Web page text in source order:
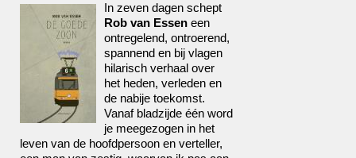
In zeven dagen schept
Rob van Essen een
ontregelend, ontroerend,
spannend en bij vlagen
hilarisch verhaal over
het heden, verleden en
de nabije toekomst.
Vanaf bladzijde één word
je meegezogen in het
leven van de hoofdpersoon en verteller,